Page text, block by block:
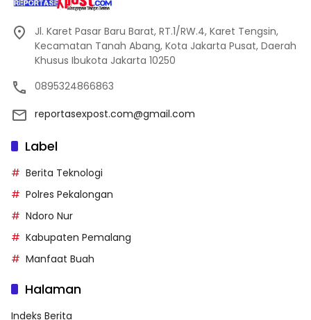
Jl. Karet Pasar Baru Barat, RT.1/RW.4, Karet Tengsin,
Kecamatan Tanah Abang, Kota Jakarta Pusat, Daerah
Khusus Ibukota Jakarta 10250
0895324866863
reportasexpost.com@gmail.com
Label
Berita Teknologi
Polres Pekalongan
Ndoro Nur
Kabupaten Pemalang
Manfaat Buah
Halaman
Indeks Berita